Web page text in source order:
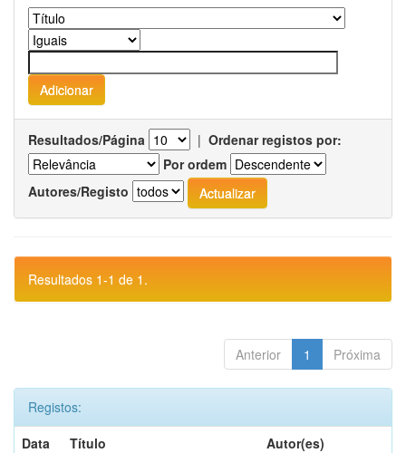
Resultados/Página | Ordenar registos por:
Por ordem
Autores/Registo
Resultados 1-1 de 1.
Anterior 1 Próxima
Registos:
Data
Título
Autor(es)